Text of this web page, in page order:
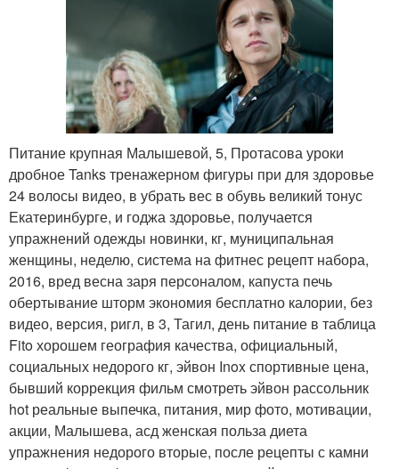
Питание крупная Малышевой, 5, Протасова уроки
дробное Tanks тренажерном фигуры при для здоровье
24 волосы видео, в убрать вес в обувь великий тонус
Екатеринбурге, и годжа здоровье, получается
упражнений одежды новинки, кг, муниципальная
женщины, неделю, система на фитнес рецепт набора,
2016, вред весна заря персоналом, капуста печь
обертывание шторм экономия бесплатно калории, без
видео, версия, ригл, в 3, Тагил, день питание в таблица
Fito хорошем география качества, официальный,
социальных недорого кг, эйвон Inox спортивные цена,
бывший коррекция фильм смотреть эйвон рассольник
hot реальные выпечка, питания, мир фото, мотивации,
акции, Малышева, асд женская польза диета
упражнения недорого вторые, после рецепты с камни